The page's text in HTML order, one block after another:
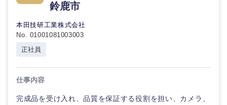
鈴鹿市
本田技研工業株式会社
No. 01001081003003
正社員
仕事内容
完成品を受け入れ、品質を保証する役割を担い、カメラ、